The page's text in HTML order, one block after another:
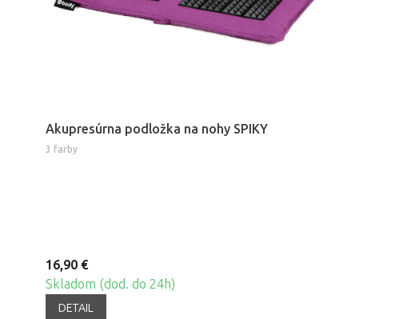
Akupresúrna podložka na nohy SPIKY
3 farby
16,90 €
Skladom (dod. do 24h)
DETAIL